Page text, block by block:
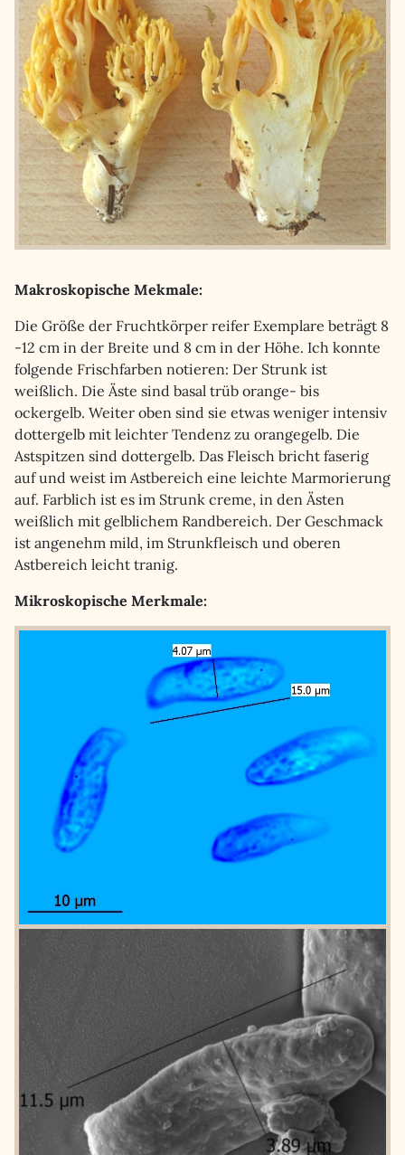
Makroskopische Mekmale:
Die Größe der Fruchtkörper reifer Exemplare beträgt 8
-12 cm in der Breite und 8 cm in der Höhe. Ich konnte
folgende Frischfarben notieren: Der Strunk ist
weißlich. Die Äste sind basal trüb orange- bis
ockergelb. Weiter oben sind sie etwas weniger intensiv
dottergelb mit leichter Tendenz zu orangegelb. Die
Astspitzen sind dottergelb. Das Fleisch bricht faserig
auf und weist im Astbereich eine leichte Marmorierung
auf. Farblich ist es im Strunk creme, in den Ästen
weißlich mit gelblichem Randbereich. Der Geschmack
ist angenehm mild, im Strunkfleisch und oberen
Astbereich leicht tranig.
Mikroskopische Merkmale: